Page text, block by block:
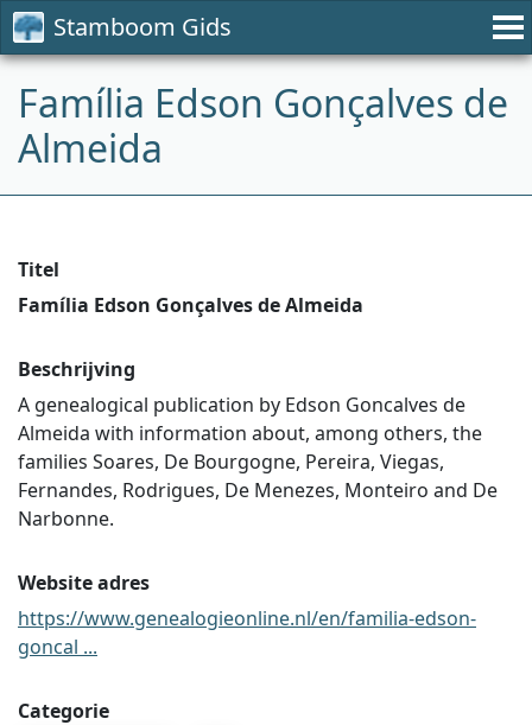
Stamboom Gids
Família Edson Gonçalves de
Almeida
Titel
Família Edson Gonçalves de Almeida
Beschrijving
A genealogical publication by Edson Goncalves de
Almeida with information about, among others, the
families Soares, De Bourgogne, Pereira, Viegas,
Fernandes, Rodrigues, De Menezes, Monteiro and De
Narbonne.
Website adres
https://www.genealogieonline.nl/en/familia-edson-
goncal ...
Categorie